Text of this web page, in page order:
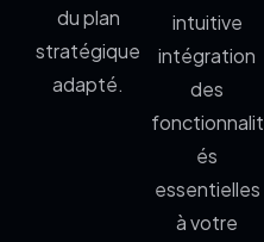
du plan
stratégique
adapté.
intuitive
intégration
des
fonctionnalit
és
essentielles
à votre